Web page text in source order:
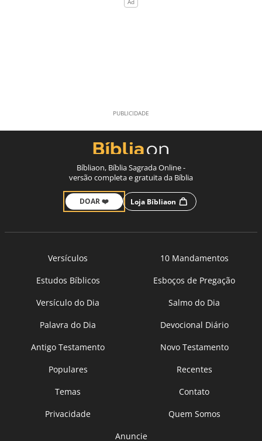
Bíbliaon, Bíblia Sagrada Online -
versão completa e gratuita da Bíblia
DOAR ❤️ Loja Bíbliaon
Versículos
10 Mandamentos
Estudos Bíblicos
Esboços de Pregação
Versículo do Dia
Salmo do Dia
Palavra do Dia
Devocional Diário
Antigo Testamento
Novo Testamento
Populares
Recentes
Temas
Contato
Privacidade
Quem Somos
Anuncie